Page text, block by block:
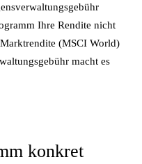
Ihre Rendite nicht
(MSCI World)
macht es
konkret